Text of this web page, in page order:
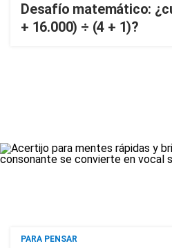
Desafío matemático:
+ 16.000) ÷ (4 + 1)?
PARA PENSAR